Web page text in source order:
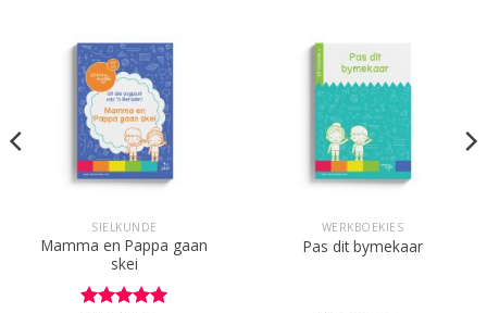
SIELKUNDE
Mamma en Pappa gaan
skei
WERKBOEKIES
Pas dit bymekaar